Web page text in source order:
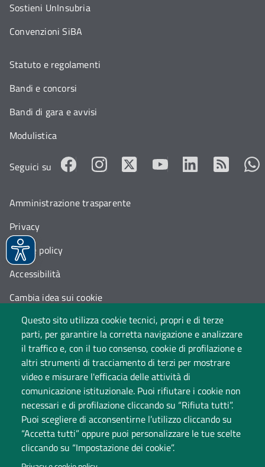
Questo sito utilizza cookie tecnici, propri e di terze
parti, per garantire la corretta navigazione e analizzare
il traffico e, con il tuo consenso, cookie di profilazione e
altri strumenti di tracciamento di terzi per mostrare
video e misurare l'efficacia delle attività di
comunicazione istituzionale. Puoi rifiutare i cookie non
necessari e di profilazione cliccando su “Rifiuta tutti”.
Puoi scegliere di acconsentirne l’utilizzo cliccando su
“Accetta tutti” oppure puoi personalizzare le tue scelte
cliccando su “Impostazione dei cookie”.
Università degli Studi dell'Insubria
Sede legale: via Ravasi 2, 21100 Varese
Sostieni UnInsubria
Convenzioni SiBA
Statuto e regolamenti
Bandi e concorsi
Bandi di gara e avvisi
Modulistica
Seguici su
Amministrazione trasparente
Privacy
Cookie policy
Accessibilità
Cambia idea sui cookie
Dati di monitoraggio